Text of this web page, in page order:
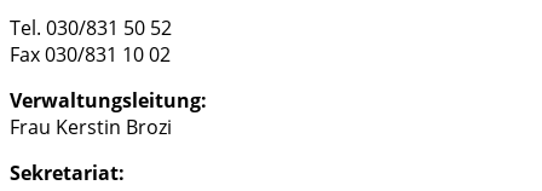
Tel. 030/831 50 52
Fax 030/831 10 02
Verwaltungsleitung:
Frau Kerstin Brozi
Sekretariat: